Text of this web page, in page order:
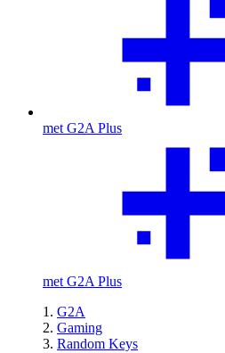
met G2A Plus
met G2A Plus
G2A
Gaming
Random Keys